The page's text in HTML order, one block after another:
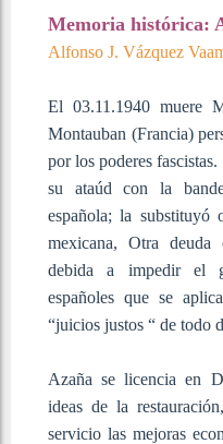
Memoria histórica:
Alfonso J. Vázquez
El 03.11.1940 muere
Montauban (Francia)
por los poderes
su ataúd con la
española; la
mexicana, Otra
debida a impedir el
españoles que se
“juicios justos “ de todo
Azaña se licencia en
ideas de la
servicio las mejoras